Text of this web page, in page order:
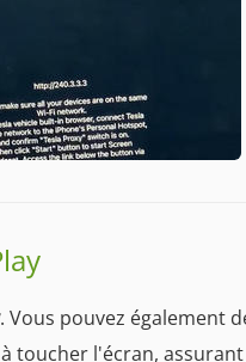
. Vous pouvez également
toucher l'écran,